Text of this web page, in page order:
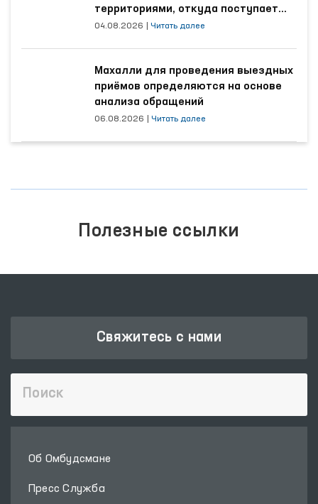
территориями, откуда поступает
наибольшее количество обращений
04.08.2026 Читать далее
Махалли для проведения выездных
приёмов определяются на основе
анализа обращений
06.08.2026 Читать далее
Полезные ссылки
Свяжитесь с нами
Об Омбудсмане
Пресс Служба